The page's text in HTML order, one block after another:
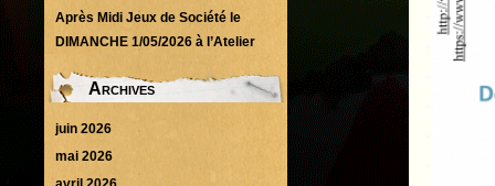
Après Midi Jeux de Société le
DIMANCHE 1/05/2026 à l’Atelier
Archives
juin 2026
mai 2026